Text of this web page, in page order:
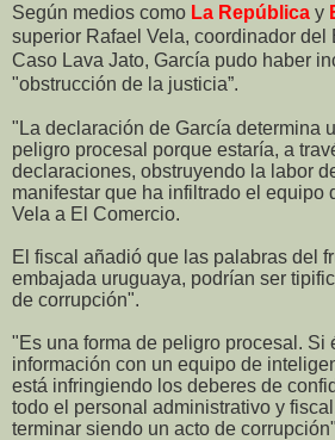
Según medios como La República y
superior Rafael Vela, coordinador del
Caso Lava Jato, García pudo haber
"obstrucción de la justicia”.
"La declaración de García determina
peligro procesal porque estaría, a
declaraciones, obstruyendo la labor
manifestar que ha infiltrado el equipo
Vela a El Comercio.
El fiscal añadió que las palabras del
embajada uruguaya, podrían ser
de corrupción".
"Es una forma de peligro procesal. Si
información con un equipo de
está infringiendo los deberes de
todo el personal administrativo y
terminar siendo un acto de